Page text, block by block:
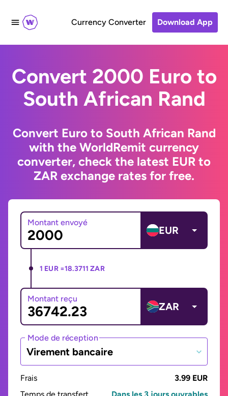
Currency Converter Download App
Convert 2000 Euro to
South African Rand
Convert Euro to South African Rand
with the WorldRemit currency
converter, check the latest EUR to
ZAR exchange rates for free.
Montant envoyé
EUR
1 EUR =18.3711 ZAR
Montant reçu
ZAR
Mode de réception
Virement bancaire
Frais
3.99 EUR